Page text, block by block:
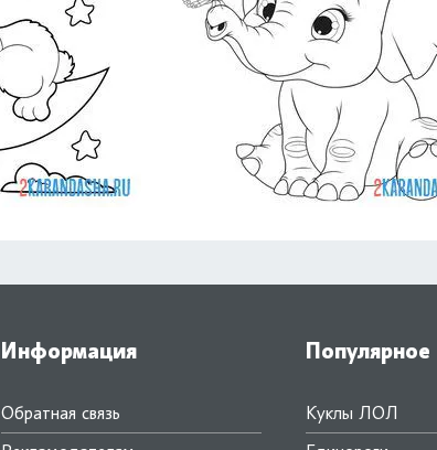
Информация
Обратная связь
Популярное
Куклы ЛОЛ